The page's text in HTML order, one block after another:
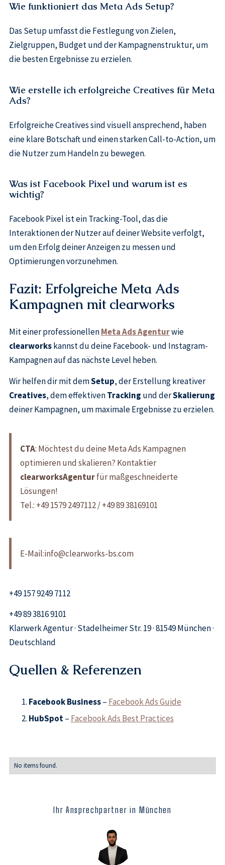
Wie funktioniert das Meta Ads Setup?
Das Setup umfasst die Festlegung von Zielen,
Zielgruppen, Budget und der Kampagnenstruktur, um
die besten Ergebnisse zu erzielen.
Wie erstelle ich erfolgreiche Creatives für Meta
Ads?
Erfolgreiche Creatives sind visuell ansprechend, haben
eine klare Botschaft und einen starken Call-to-Action, um
die Nutzer zum Handeln zu bewegen.
Was ist Facebook Pixel und warum ist es
wichtig?
Facebook Pixel ist ein Tracking-Tool, das die
Interaktionen der Nutzer auf deiner Website verfolgt,
um den Erfolg deiner Anzeigen zu messen und
Optimierungen vorzunehmen.
Fazit: Erfolgreiche Meta Ads
Kampagnen mit clearworks
Mit einer professionellenMeta Ads Agenturwie
clearworkskannst du deine Facebook- und Instagram-
Kampagnen auf das nächste Level heben.
Wir helfen dir mit demSetup, der Erstellung kreativer
Creatives, dem effektivenTracking und derSkalierung
deiner Kampagnen, um maximale Ergebnisse zu erzielen.
CTA: Möchtest du deine Meta Ads Kampagnen
optimieren und skalieren? Kontaktier
clearworksAgenturfür maßgeschneiderte
Lösungen!
Tel.: +49 1579 2497112 / +49 89 38169101
E-Mail:info@clearworks-bs.com
+49 157 9249 7112
+49 89 3816 9101
Klarwerk Agentur · Stadelheimer Str. 19 · 81549 München ·
Deutschland
Quellen & Referenzen
Facebook Business– Facebook Ads Guide
HubSpot– Facebook Ads Best Practices
No items found.
Ihr Ansprechpartner in München